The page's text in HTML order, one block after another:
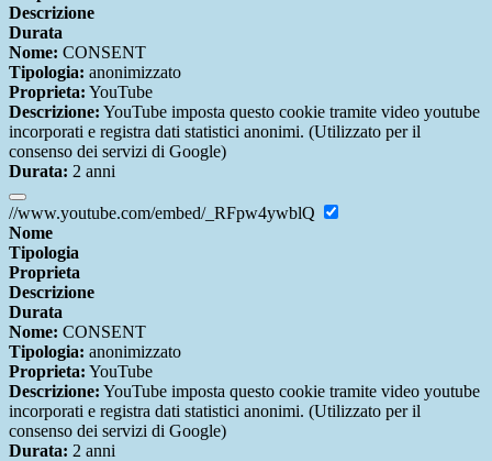
Descrizione
Durata
Nome: CONSENT
Tipologia: anonimizzato
Proprieta: YouTube
Descrizione: YouTube imposta questo cookie tramite video youtube
incorporati e registra dati statistici anonimi. (Utilizzato per il
consenso dei servizi di Google)
Durata: 2 anni
//www.youtube.com/embed/_RFpw4ywblQ
Nome
Tipologia
Proprieta
Descrizione
Durata
Nome: CONSENT
Tipologia: anonimizzato
Proprieta: YouTube
Descrizione: YouTube imposta questo cookie tramite video youtube
incorporati e registra dati statistici anonimi. (Utilizzato per il
consenso dei servizi di Google)
Durata: 2 anni